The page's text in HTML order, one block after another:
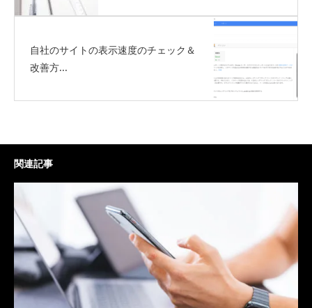
自社のサイトの表示速度のチェック＆
改善方...
関連記事